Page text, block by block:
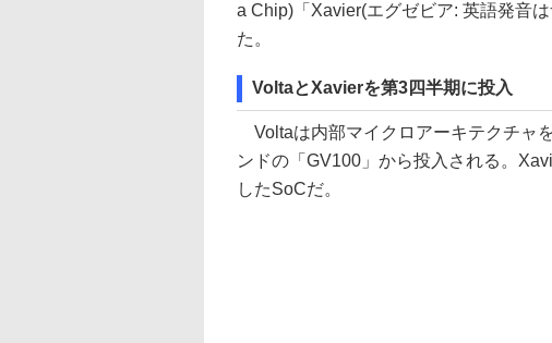
a Chip)「Xavier(エグゼビア: 英語発音
た。
VoltaとXavierを第3四半期に投入
Voltaは内部マイクロアーキテクチャ
ンドの「GV100」から投入される。
したSoCだ。